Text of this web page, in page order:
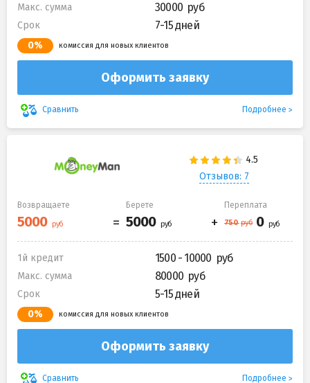
Макс. сумма 30000
Срок 7-15 дней
0% комиссия для новых клиентов
Оформить заявку
Сравнить Подробнее
Отзывов: 7
Возвращаете Берете Переплата
1й кредит 1500 - 10000
Макс. сумма 80000
Срок 5-15 дней
0% комиссия для новых клиентов
Оформить заявку
Сравнить Подробнее